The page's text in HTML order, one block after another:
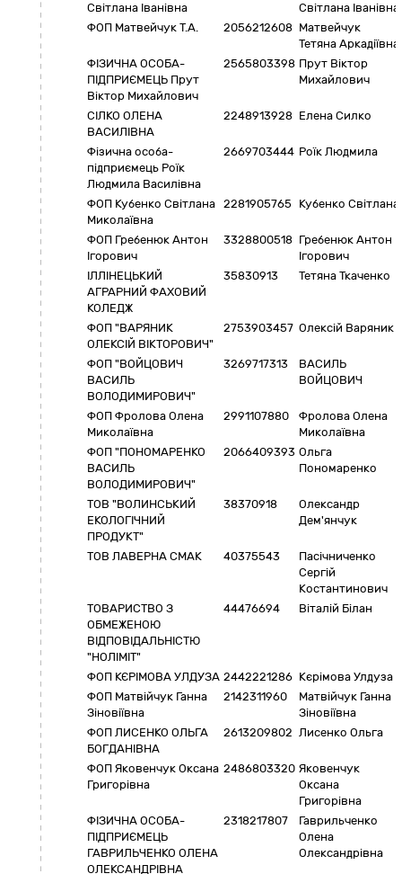
Світлана Іванівна
Світлана Іванівна
ФОП Матвейчук Т.А.
2056212608 Матвейчук
Тетяна Аркадіївна
ФІЗИЧНА ОСОБА-
ПІДПРИЄМЕЦЬ Прут
Віктор Михайлович
2565803398 Прут Віктор
Михайлович
СІЛКО ОЛЕНА
ВАСИЛІВНА
2248913928 Елена Силко
Фізична особа-
підприємець Роїк
Людмила Василівна
2669703444 Роїк Людмила
ФОП Кубенко Світлана
Миколаївна
2281905765 Кубенко Світлана
ФОП Гребенюк Антон
Ігорович
3328800518 Гребенюк Антон
Ігорович
ІЛЛІНЕЦЬКИЙ
АГРАРНИЙ ФАХОВИЙ
КОЛЕДЖ
35830913 Тетяна Ткаченко
ФОП "ВАРЯНИК
ОЛЕКСІЙ ВІКТОРОВИЧ"
2753903457 Олексій Варяник
ФОП "ВОЙЦОВИЧ
ВАСИЛЬ
ВОЛОДИМИРОВИЧ"
3269717313
ВАСИЛЬ
ВОЙЦОВИЧ
ФОП Фролова Олена
Миколаївна
2991107880
Фролова Олена
Миколаївна
ФОП "ПОНОМАРЕНКО
ВАСИЛЬ
ВОЛОДИМИРОВИЧ"
2066409393 Ольга
Пономаренко
ТОВ "ВОЛИНСЬКИЙ
ЕКОЛОГІЧНИЙ
ПРОДУКТ"
38370918
Олександр
Дем'янчук
ТОВ ЛАВЕРНА СМАК 40375543
Пасічниченко
Сергій
Костантинович
ТОВАРИСТВО З
ОБМЕЖЕНОЮ
ВІДПОВІДАЛЬНІСТЮ
"НОЛІМІТ"
44476694 Віталій Білан
ФОП КЄРІМОВА УЛДУЗА 2442221286 Кєрімова Улдуза
ФОП Матвійчук Ганна
Зіновіївна
2142311960
Матвійчук Ганна
Зіновіївна
ФОП ЛИСЕНКО ОЛЬГА
БОГДАНІВНА
2613209802 Лисенко Ольга
ФОП Яковенчук Оксана
Григорівна
2486803320 Яковенчук
Оксана
Григорівна
ФІЗИЧНА ОСОБА-
ПІДПРИЄМЕЦЬ
ГАВРИЛЬЧЕНКО ОЛЕНА
ОЛЕКСАНДРІВНА
2318217807
Гаврильченко
Олена
Олександрівна